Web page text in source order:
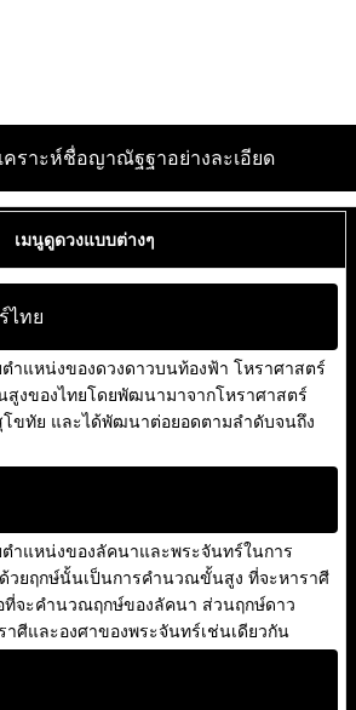
คราะห์ชื่อญาณัฐฐาอย่างละเอียด
เมนูดูดวงแบบต่างๆ
ไทย
ำแหน่งของดวงดาวบนท้องฟ้า โหราศาสตร์
สูงของไทยโดยพัฒนามาจากโหราศาสตร์
โขทัย และได้พัฒนาต่อยอดตามลำดับจนถึง
ตำแหน่งของลัคนาและพระจันทร์ในการ
วยฤกษ์นั้นเป็นการคำนวณขั้นสูง ที่จะหาราศี
ที่จะคำนวณฤกษ์ของลัคนา ส่วนฤกษ์ดาว
ศีและองศาของพระจันทร์เช่นเดียวกัน